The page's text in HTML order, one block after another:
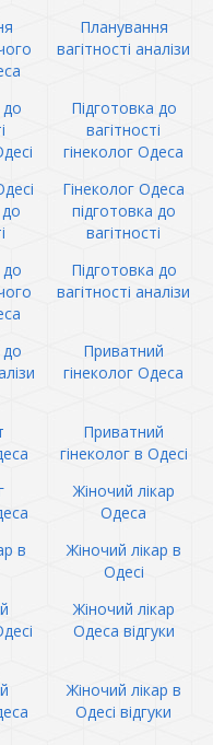
Планування
вагітності аналізи
до
Підготовка до
вагітності
гінеколог Одеса
Гінеколог Одеса
підготовка до
вагітності
до
Підготовка до
вагітності аналізи
до
Приватний
гінеколог Одеса
Приватний
гінеколог в Одесі
Жіночий лікар
Одеса
в
Жіночий лікар в
Одесі
Жіночий лікар
Одеса відгуки
Жіночий лікар в
Одесі відгуки